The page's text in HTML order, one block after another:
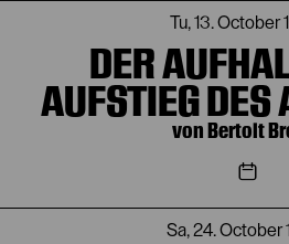
Tu, 13. October
DER
AUFSTIEG DES
von Bertolt
Sa, 24. October